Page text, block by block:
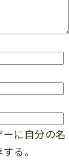
に自分の名
る。